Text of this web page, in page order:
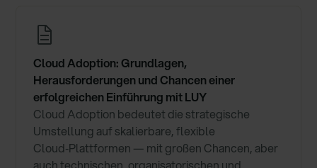
Cloud Adoption: Grundlagen,
Herausforderungen und Chancen einer
erfolgreichen Einführung mit LUY
Cloud Adoption bedeutet die strategische
Umstellung auf skalierbare, flexible
Cloud‑Plattformen — mit großen Chancen, aber
auch technischen, organisatorischen und